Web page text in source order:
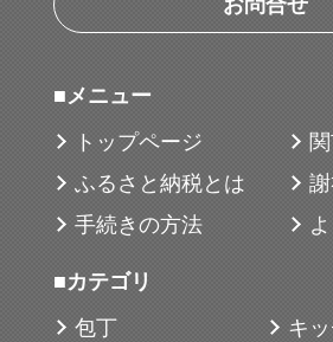
■メニュー
トップページ
ふるさと納税とは
手続きの方法
■カテゴリ
包丁
キ